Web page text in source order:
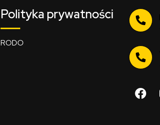
Polityka prywatności
RODO